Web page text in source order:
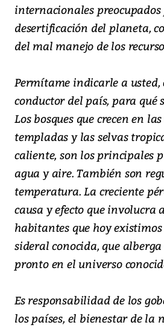
internacionales
desertificación del planeta,
del mal manejo de los
Permítame indicarle a usted,
conductor del país, para qué
Los bosques que crecen en
templadas y las selvas
caliente, son los principales
agua y aire. También son
temperatura. La creciente
causa y efecto que involucra
habitantes que hoy
sideral conocida, que
pronto en el universo
Es responsabilidad de los
los países, el bienestar de la